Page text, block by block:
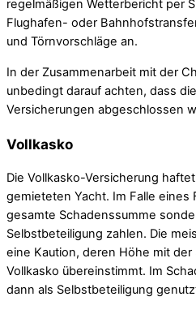
regelmäßigen Wetterbericht per
Flughafen- oder
und Törnvorschläge an.
In der Zusammenarbeit mit der
unbedingt darauf achten, dass
Versicherungen abgeschlossen
Vollkasko
Die Vollkasko-Versicherung
gemieteten Yacht. Im Falle eines
gesamte Schadenssumme
Selbstbeteiligung zahlen. Die
eine Kaution, deren Höhe mit
Vollkasko übereinstimmt. Im
dann als Selbstbeteiligung